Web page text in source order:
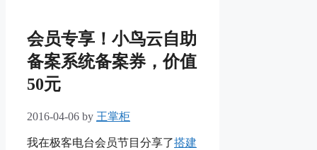
会员专享！小鸟云自助
备案系统备案券，价值
50元
2016-04-06 by 王掌柜
我在极客电台会员节目分享了搭建